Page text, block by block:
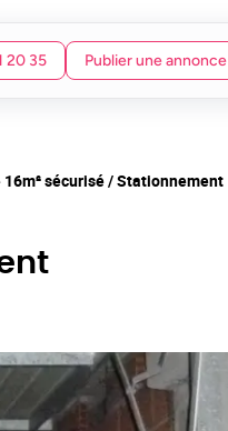
20 35 Publier une annonce
16m² sécurisé / Stationnement